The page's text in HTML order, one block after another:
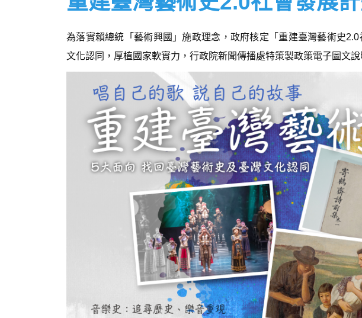
為落實賴總統「藝術興國」施政理念，政府核定「重建臺灣藝術史
文化認同，厚植國家軟實力，行政院新聞傳播處特策製政策電子圖文說